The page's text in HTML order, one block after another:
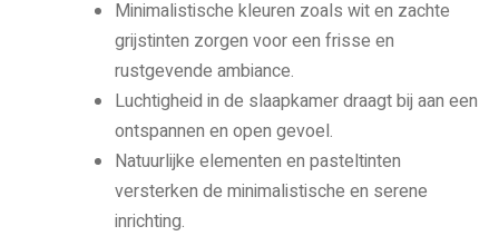
Minimalistische kleuren zoals wit en zachte
grijstinten zorgen voor een frisse en
rustgevende ambiance.
Luchtigheid in de slaapkamer draagt bij aan een
ontspannen en open gevoel.
Natuurlijke elementen en pasteltinten
versterken de minimalistische en serene
inrichting.